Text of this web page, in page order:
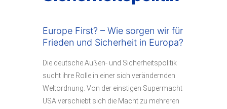
Europe First? – Wie sorgen wir für
Frieden und Sicherheit in Europa?
Die deutsche Außen- und Sicherheitspolitik
sucht ihre Rolle in einer sich verändernden
Weltordnung. Von der einstigen Supermacht
USA verschiebt sich die Macht zu mehreren